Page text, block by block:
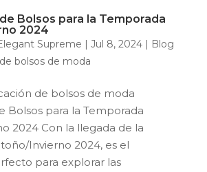
Bolsos para la Temporada
2024
Supreme | Jul 8, 2024| Blog
bolsos de moda
de bolsos de moda
Bolsos para la Temporada
2024 Con la llegada de la
Invierno 2024, es el
para explorar las